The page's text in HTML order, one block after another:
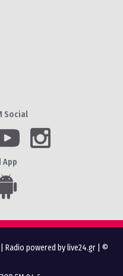
Social
App
Radio powered by live24.gr | ©